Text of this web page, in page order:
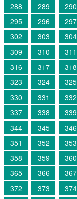
288
289 290
295
296 297
302
303 304
309
310 311
316
317 318
323
324 325
330
331 332
337
338 339
344
345 346
351
352 353
358
359 360
365
366 367
372
373 374